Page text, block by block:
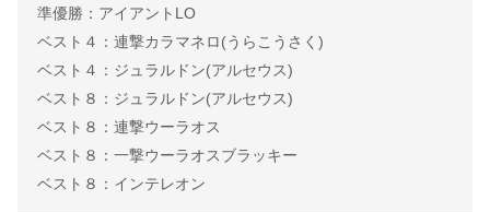
準優勝：アイアントLO
ベスト４：連撃カラマネロ(うらこうさく)
ベスト４：ジュラルドン(アルセウス)
ベスト８：ジュラルドン(アルセウス)
ベスト８：連撃ウーラオス
ベスト８：一撃ウーラオスブラッキー
ベスト８：インテレオン